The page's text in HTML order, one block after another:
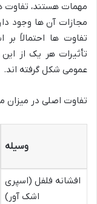
مهمات هستند، تفاوت
مجازات آن ها وجود
تفاوت ها احتمالاً بر
تأثیرات هر یک از
عمومی شکل گرفته اند.
تفاوت اصلی در
وسیله
افشانه فلفل (اسپری
اشک آور)